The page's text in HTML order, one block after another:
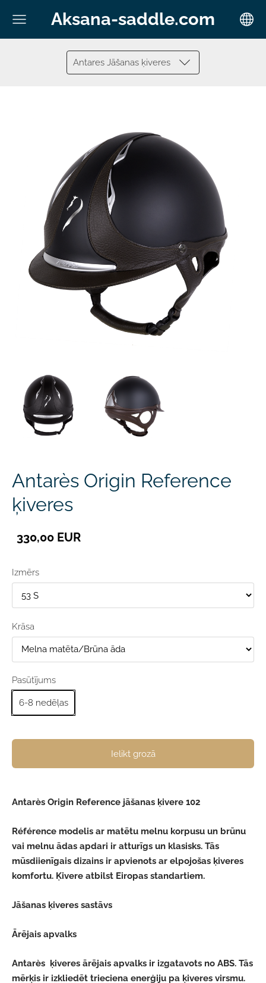
Aksana-saddle.com
Antares Jāšanas ķiveres
Antarès Origin Reference
ķiveres
330,00 EUR
Izmērs
Krāsa
Pasūtījums
6-8 nedēļas
Ielikt grozā
Antarès Origin Reference jāšanas ķivere 102
Référence modelis ar matētu melnu korpusu un brūnu
vai melnu ādas apdari ir atturīgs un klasisks. Tās
mūsdiienīgais dizains ir apvienots ar elpojošas ķiveres
komfortu. Ķivere atbilst Eiropas standartiem.
Jāšanas ķiveres sastāvs
Ārējais apvalks
Antarès ķiveres ārējais apvalks ir izgatavots no ABS. Tās
mērķis ir izkliedēt trieciena enerģiju pa ķiveres virsmu.